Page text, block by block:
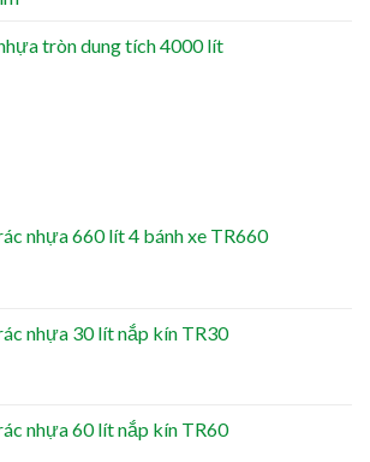
tròn dung tích 4000 lít
nhựa 660 lít 4 bánh xe TR660
nhựa 30 lít nắp kín TR30
nhựa 60 lít nắp kín TR60